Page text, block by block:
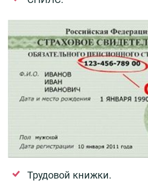
Трудовой книжки.